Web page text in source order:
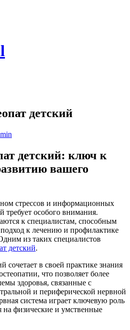
детский
детский: ключ к
вашего
стрессов и информационных
требует особого внимания.
к специалистам, способным
к лечению и профилактике
из таких специалистов
детский.
сочетает в своей практике знания
что позволяет более
здоровья, связанные с
и периферической нервной
система играет ключевую роль
на физические и умственные